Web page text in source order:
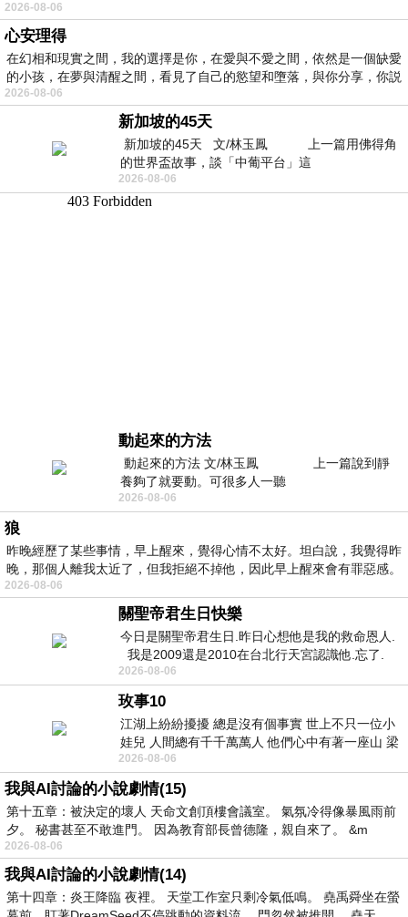
2026-08-06
心安理得
在幻相和現實之間，我的選擇是你，在愛與不愛之間，依然是一個缺愛
的小孩，在夢與清醒之間，看見了自己的慾望和墮落，與你分享，你説
2026-08-06
新加坡的45天
新加坡的45天 文/林玉鳳 上一篇用佛得角
的世界盃故事，談「中葡平台」這
2026-08-06
動起來的方法
動起來的方法 文/林玉鳳 上一篇說到靜
養夠了就要動。可很多人一聽
2026-08-06
狼
昨晚經歷了某些事情，早上醒來，覺得心情不太好。坦白說，我覺得昨
晚，那個人離我太近了，但我拒絕不掉他，因此早上醒來會有罪惡感。
2026-08-06
關聖帝君生日快樂
今日是關聖帝君生日.昨日心想他是我的救命恩人.
我是2009還是2010在台北行天宮認識他.忘了.
一個奇摩交友的網友學
2026-08-06
玫事10
江湖上紛紛擾擾 總是沒有個事實 世上不只一位小
娃兒 人間總有千千萬萬人 他們心中有著一座山 梁
山佛山泰華衡恆嵩 一山之高
2026-08-06
我與AI討論的小說劇情(15)
第十五章：被決定的壞人 天命文創頂樓會議室。 氣氛冷得像暴風雨前
夕。 秘書甚至不敢進門。 因為教育部長曾德隆，親自來了。 &m
2026-08-06
我與AI討論的小說劇情(14)
第十四章：炎王降臨 夜裡。 天堂工作室只剩冷氣低鳴。 堯禹舜坐在螢